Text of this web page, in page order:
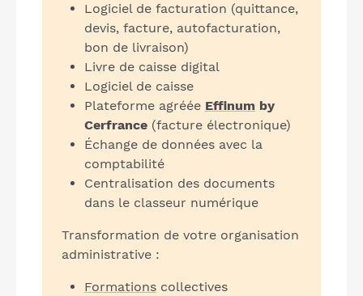
Logiciel de facturation (quittance,
devis, facture, autofacturation,
bon de livraison)
Livre de caisse digital
Logiciel de caisse
Plateforme agréée Effinum by
Cerfrance (facture électronique)
Échange de données avec la
comptabilité
Centralisation des documents
dans le classeur numérique
Transformation de votre organisation
administrative :
Formations collectives